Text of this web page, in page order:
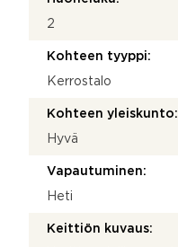
2
Kohteen tyyppi:
Kerrostalo
Kohteen yleiskunto:
Hyvä
Vapautuminen:
Heti
Keittiön kuvaus: